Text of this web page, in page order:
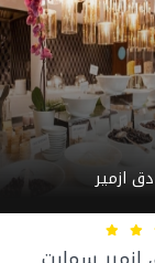
ازمير